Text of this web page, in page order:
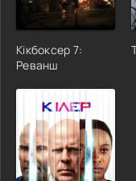
Кікбоксер 7:
Реванш